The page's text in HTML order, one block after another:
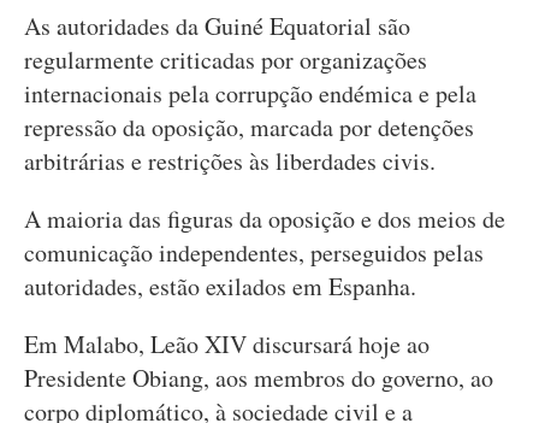
As autoridades da Guiné Equatorial são
regularmente criticadas por organizações
internacionais pela corrupção endémica e pela
repressão da oposição, marcada por detenções
arbitrárias e restrições às liberdades civis.
A maioria das figuras da oposição e dos meios de
comunicação independentes, perseguidos pelas
autoridades, estão exilados em Espanha.
Em Malabo, Leão XIV discursará hoje ao
Presidente Obiang, aos membros do governo, ao
corpo diplomático, à sociedade civil e a